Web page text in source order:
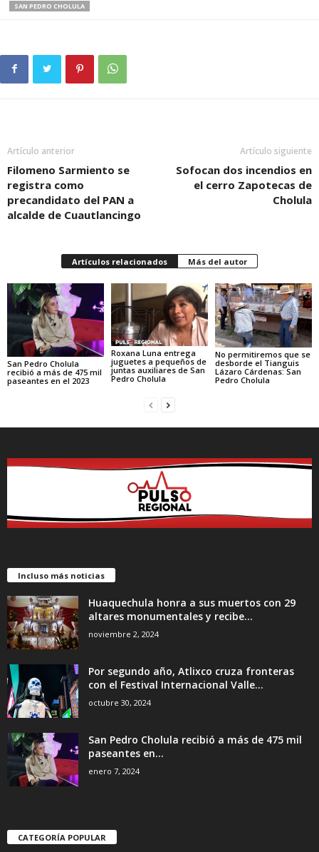
SAN PEDRO CHOLULA
Artículo anterior
Filomeno Sarmiento se
registra como
precandidato del PAN a
alcalde de Cuautlancingo
Artículo siguiente
Sofocan dos incendios en
el cerro Zapotecas de
Cholula
Artículos relacionados Más del autor
San Pedro Cholula
recibió a más de 475 mil
paseantes en el 2023
Roxana Luna entrega
juguetes a pequeños de
juntas auxiliares de San
Pedro Cholula
No permitiremos que se
desborde el Tianguis
Lázaro Cárdenas: San
Pedro Cholula
Incluso más noticias
Huaquechula honra a sus muertos con 29
altares monumentales y recibe...
noviembre 2, 2024
Por segundo año, Atlixco cruza fronteras
con el Festival Internacional Valle...
octubre 30, 2024
San Pedro Cholula recibió a más de 475 mil
paseantes en...
enero 7, 2024
CATEGORÍA POPULAR